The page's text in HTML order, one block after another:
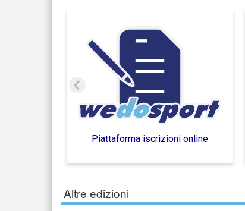
Piattaforma iscrizioni online
Altre edizioni